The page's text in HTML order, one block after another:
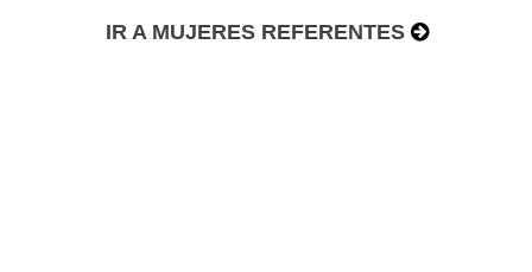
IR A MUJERES REFERENTES